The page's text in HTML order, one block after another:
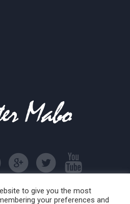
Mister Mabo © 2016
to give you the most
your preferences and